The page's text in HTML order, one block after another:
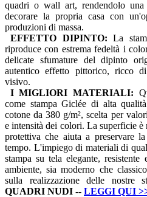
quadri o wall art, rendendolo una
decorare la propria casa con
produzioni di massa.
EFFETTO DIPINTO: La
riproduce con estrema fedeltà i
delicate sfumature del dipinto
autentico effetto pittorico, ricco
visivo.
I MIGLIORI MATERIALI:
come stampa Giclée di alta
cotone da 380 g/m², scelta per
e intensità dei colori. La superficie
protettiva che aiuta a preservare
tempo. L'impiego di materiali di
stampa su tela elegante, resistente
ambiente, sia moderno che
sulla realizzazione delle nostre
QUADRI NUDI -- LEGGI QUI